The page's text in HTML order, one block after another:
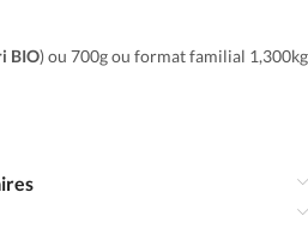
BIO) ou 700g ou format familial 1,300kg